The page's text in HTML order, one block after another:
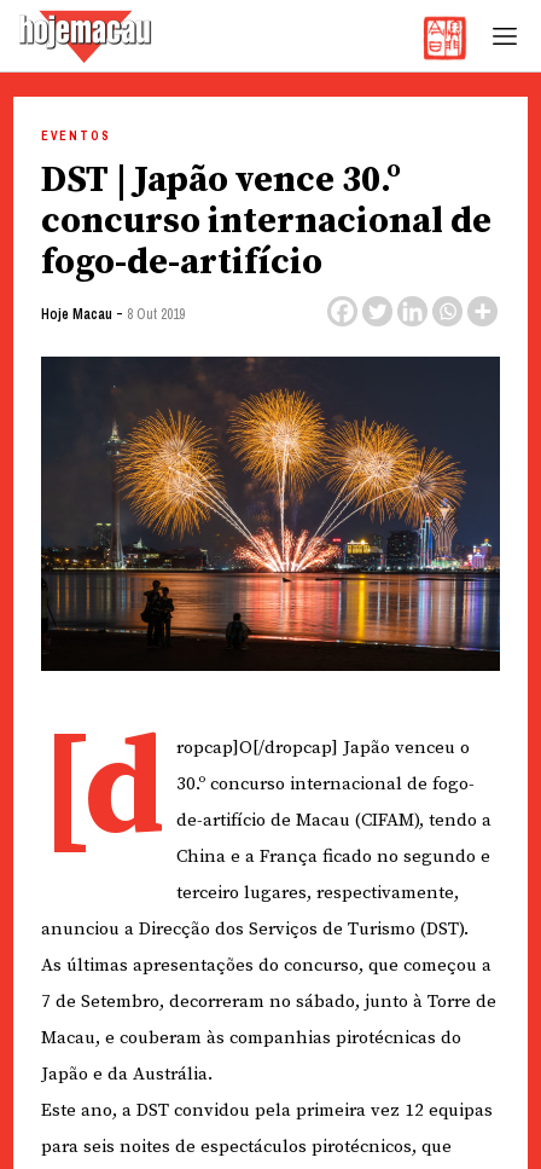
content
EVENTOS
DST | Japão vence 30.º
concurso internacional de
fogo-de-artifício
Hoje Macau - 8 Out 2019
[d
ropcap]O[/dropcap] Japão venceu o
30.º concurso internacional de fogo-
de-artifício de Macau (CIFAM), tendo a
China e a França ficado no segundo e
terceiro lugares, respectivamente,
anunciou a Direcção dos Serviços de Turismo (DST).
As últimas apresentações do concurso, que começou a
7 de Setembro, decorreram no sábado, junto à Torre de
Macau, e couberam às companhias pirotécnicas do
Japão e da Austrália.
Este ano, a DST convidou pela primeira vez 12 equipas
para seis noites de espectáculos pirotécnicos, que